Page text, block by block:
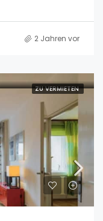
2 Jahren vor
ZU VERMIETEN